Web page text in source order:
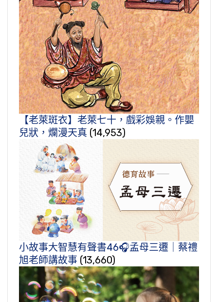
【老萊斑衣】老萊七十，戲彩娛親。作嬰
兒狀，爛漫天真 (14,953)
小故事大智慧有聲書46🎧孟母三遷｜蔡禮
旭老師講故事 (13,660)